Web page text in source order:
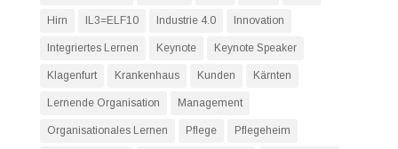
Hirn IL3=ELF10 Industrie 4.0 Innovation
Integriertes Lernen Keynote Keynote Speaker
Klagenfurt Krankenhaus Kunden Kärnten
Lernende Organisation Management
Organisationales Lernen Pflege Pflegeheim